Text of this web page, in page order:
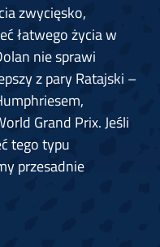
zwycięsko,
łatwego życia w
nie sprawi
z pary Ratajski –
Grand Prix. Jeśli
tego typu
przesadnie